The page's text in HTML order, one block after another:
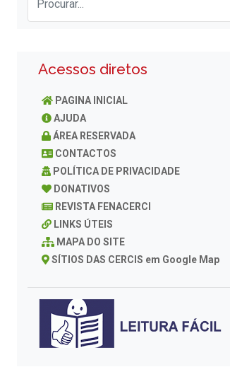
Acessos diretos
PAGINA INICIAL
AJUDA
ÁREA RESERVADA
CONTACTOS
POLÍTICA DE PRIVACIDADE
DONATIVOS
REVISTA FENACERCI
LINKS ÚTEIS
MAPA DO SITE
SÍTIOS DAS CERCIS em Google Map